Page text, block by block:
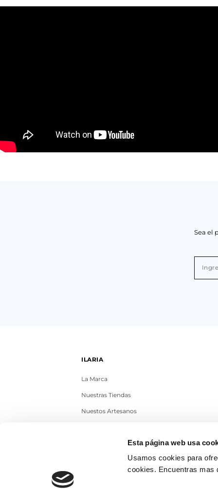
Esta página web usa
Usamos cookies para
cookies. Encuentras mas
Sea el
ILARIA
La Marca
Nuestras Tiendas
Nuestos Artesanos
Trabaja con nosotros